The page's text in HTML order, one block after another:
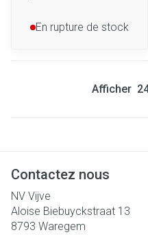
En rupture de stock
Afficher
Contactez nous
NV Vijve
Aloise Biebuyckstraat 13
8793 Waregem